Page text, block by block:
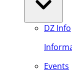
DZ Info
Events